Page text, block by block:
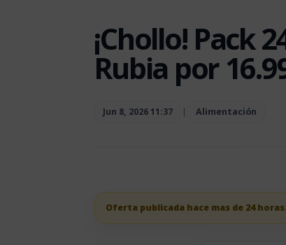
¡Chollo! Pack
Rubia por
Jun 8, 2026 11:37 | Alimentación
Oferta publicada hace mas de 24 horas.